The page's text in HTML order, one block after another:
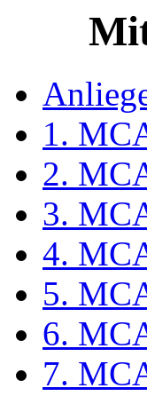
1.
2.
3.
4.
5.
6.
7.